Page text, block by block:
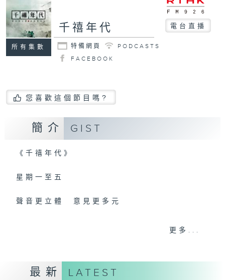
所有集數
千禧年代 電台直播
特備網頁
PODCASTS
FACEBOOK
您喜歡這個節目嗎?
簡介 GIST
《千禧年代》
星期一至五
聲音更立體 意見更多元
「千禧年代」鼓勵聽眾及嘉賓作有觀點、有理
聽眾提供最新資訊以迎接新的一天。
更多...
最新 LATEST